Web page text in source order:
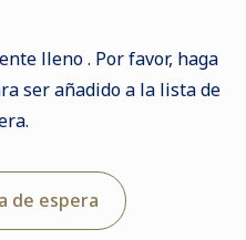
lleno . Por favor, haga
ser añadido a la lista de
de espera